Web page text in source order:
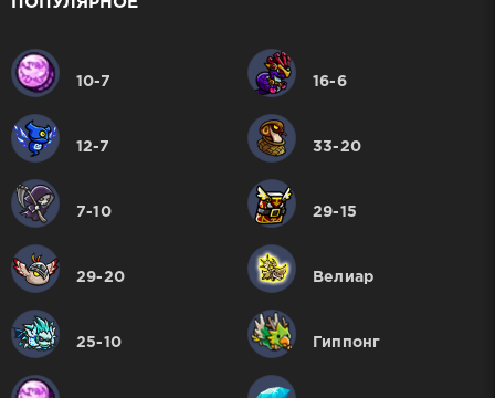
ПОПУЛЯРНОЕ
10-7 16-6
12-7 33-20
7-10 29-15
29-20 Велиар
25-10 Гиппонг